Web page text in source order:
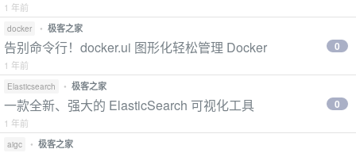
1 年前
docker • 极客之家
告别命令行！docker.ui 图形化轻松管理 Docker
1 年前
0
Elasticsearch • 极客之家
一款全新、强大的 ElasticSearch 可视化工具
1 年前
0
aigc • 极客之家